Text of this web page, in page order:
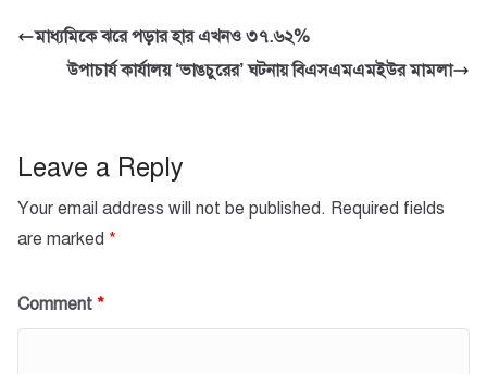
e
b
k
er s
A
e
মাধ্যমিকে ঝরে পড়ার হার এখনও ৩৭.৬২%
উপাচার্য কার্যালয় ‘ভাঙচুরের’ ঘটনায় বিএসএমএমইউর মামলা
Leave a Reply
Your email address will not be published. Required fields
are marked *
Comment *